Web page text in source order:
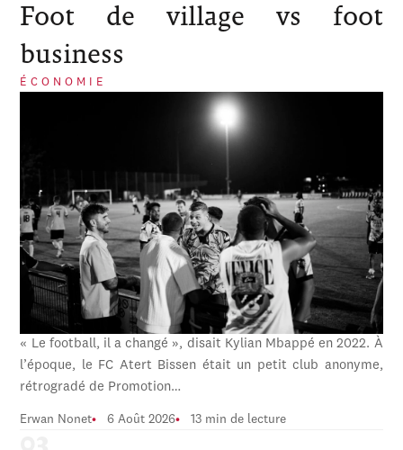
Foot de village vs foot
business
ÉCONOMIE
« Le football, il a changé », disait Kylian Mbappé en 2022. À
l’époque, le FC Atert Bissen était un petit club anonyme,
rétrogradé de Promotion…
Erwan Nonet 6 Août 2026 13 min de lecture